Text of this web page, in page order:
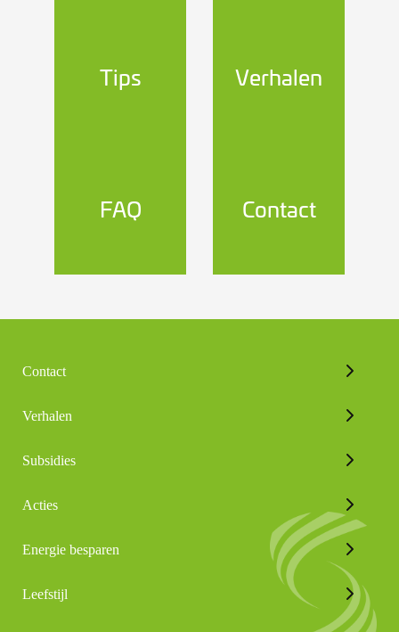
Tips Verhalen
FAQ Contact
Contact
Verhalen
Subsidies
Acties
Energie besparen
Leefstijl